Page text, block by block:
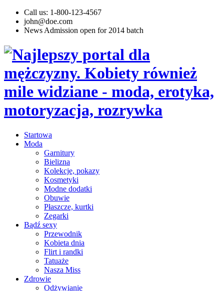
Call us: 1-800-123-4567
john@doe.com
News Admission open for 2014 batch
Startowa
Moda
Garnitury
Bielizna
Kolekcje, pokazy
Kosmetyki
Modne dodatki
Obuwie
Płaszcze, kurtki
Zegarki
Bądź sexy
Przewodnik
Kobieta dnia
Flirt i randki
Tatuaże
Nasza Miss
Zdrowie
Odżywianie